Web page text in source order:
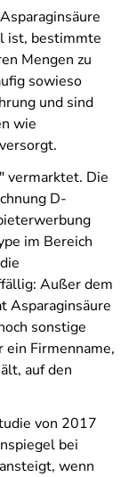
ist, bestimmte
Mengen zu
sowieso
und sind
wie
vermarktet. Die
D-
im Bereich
Außer dem
Asparaginsäure
sonstige
ein Firmenname,
auf den
von 2017
bei
wenn